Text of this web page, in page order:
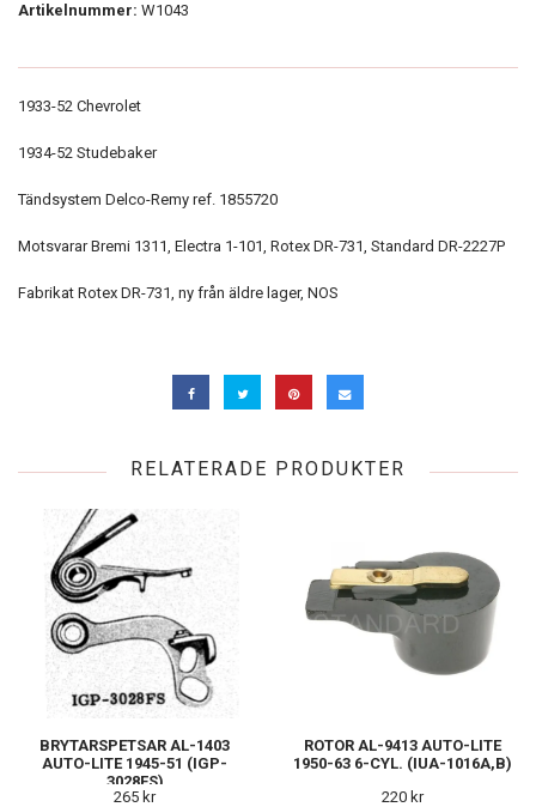
Artikelnummer: W1043
1933-52 Chevrolet
1934-52 Studebaker
Tändsystem Delco-Remy ref. 1855720
Motsvarar Bremi 1311, Electra 1-101, Rotex DR-731, Standard DR-2227P
Fabrikat Rotex DR-731, ny från äldre lager, NOS
RELATERADE PRODUKTER
BRYTARSPETSAR AL-1403
AUTO-LITE 1945-51 (IGP-
3028FS)
265 kr
ROTOR AL-9413 AUTO-LITE
1950-63 6-CYL. (IUA-1016A,B)
220 kr